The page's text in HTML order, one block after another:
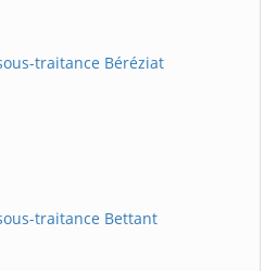
traitance Béréziat
traitance Bettant